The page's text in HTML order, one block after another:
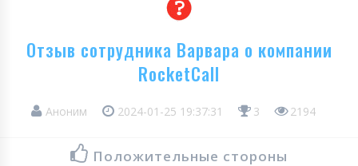
Отзыв сотрудника Варвара о компании
RocketCall
Аноним 2024-01-25 19:37:31 3 2194
Положительные стороны